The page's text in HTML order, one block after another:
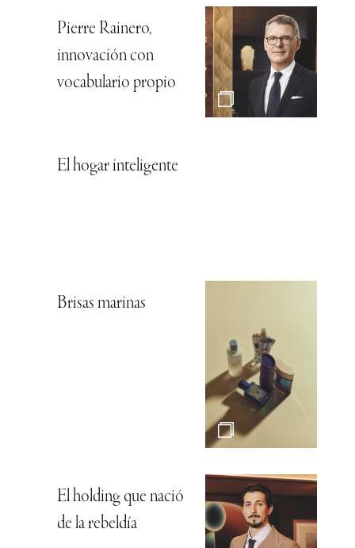
Pierre Rainero,
innovación con
vocabulario propio
El hogar inteligente
Brisas marinas
El holding que nació
de la rebeldía